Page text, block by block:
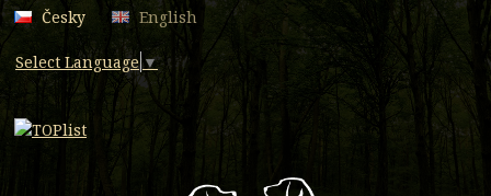
Česky English
Select Language▼